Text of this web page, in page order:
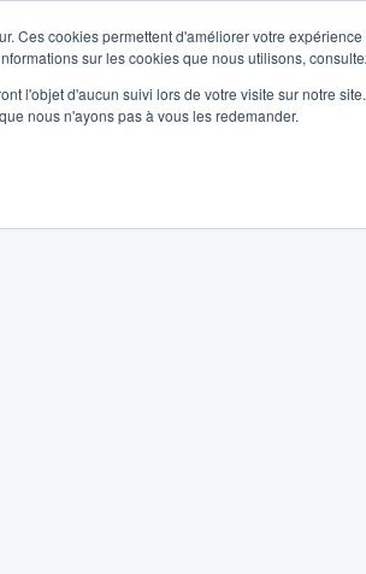
Ces cookies permettent d'améliorer votre
sur les cookies que nous utilisons,
l'objet d'aucun suivi lors de votre visite sur notre
nous n'ayons pas à vous les redemander.